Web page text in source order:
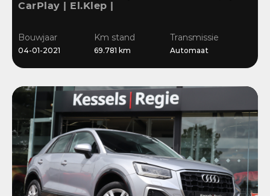
CarPlay | El.Klep |
Bouwjaar
04-01-2021
Km stand
69.781 km
Transmissie
Automaat